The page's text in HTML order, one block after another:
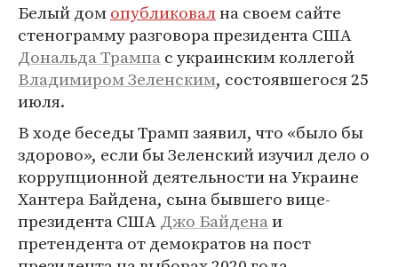
Белый домопубликовална своем сайте
стенограмму разговора президента США
Дональда Трампас украинским коллегой
Владимиром Зеленским, состоявшегося 25
июля.
В ходе беседы Трамп заявил, что «было бы
здорово», если бы Зеленский изучил дело о
коррупционной деятельности на Украине
Хантера Байдена, сына бывшего вице-
президента СШАДжо Байденаи
претендента от демократов на пост